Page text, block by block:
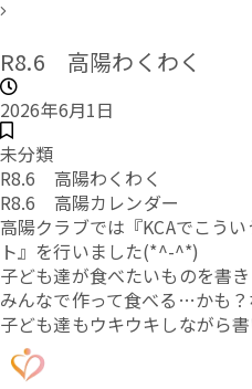
R8.6 高陽わくわく
2026年6月1日
未分類
R8.6 高陽わくわく
R8.6 高陽カレンダー
高陽クラブでは『KCAでこう
ト』を行いました(*^-^*)
子ども達が食べたいものを書
みんなで作って食べる…かも
子ども達もウキウキしながら